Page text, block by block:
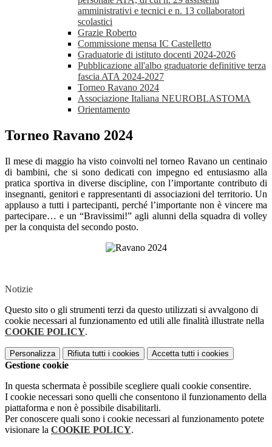
amministrativi e tecnici e n. 13 collaboratori
scolastici
Grazie Roberto
Commissione mensa IC Castelletto
Graduatorie di istituto docenti 2024-2026
Pubblicazione all'albo graduatorie definitive terza
fascia ATA 2024-2027
Torneo Ravano 2024
Associazione Italiana NEUROBLASTOMA
Orientamento
Torneo Ravano 2024
Il mese di maggio ha visto coinvolti nel torneo Ravano un centinaio
di bambini, che si sono dedicati con impegno ed entusiasmo alla
pratica sportiva in diverse discipline, con l’importante contributo di
insegnanti, genitori e rappresentanti di associazioni del territorio. Un
applauso a tutti i partecipanti, perché l’importante non è vincere ma
partecipare… e un “Bravissimi!” agli alunni della squadra di volley
per la conquista del secondo posto.
Notizie
Questo sito o gli strumenti terzi da questo utilizzati si avvalgono di
cookie necessari al funzionamento ed utili alle finalità illustrate nella
COOKIE POLICY.
Personalizza Rifiuta tutti i cookies Accetta tutti i cookies
Gestione cookie
In questa schermata è possibile scegliere quali cookie consentire.
I cookie necessari sono quelli che consentono il funzionamento della
piattaforma e non è possibile disabilitarli.
Per conoscere quali sono i cookie necessari al funzionamento potete
visionare la COOKIE POLICY.